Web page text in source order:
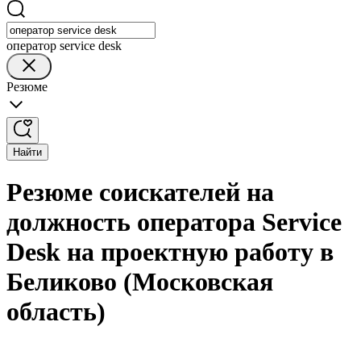
оператор service desk
Резюме
Найти
Резюме соискателей на
должность оператора Service
Desk на проектную работу в
Беликово (Московская
область)